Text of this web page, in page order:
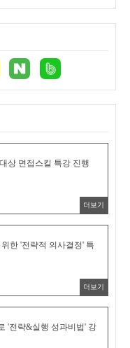
상 면접스킬 특강 진행
더보기
한 '전략적 의사결정' 특
더보기
'전략&실행 성과비법' 강